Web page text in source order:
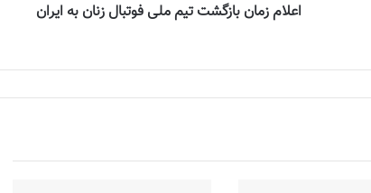
اعلام زمان بازگشت تیم ملی فوتبال زنان به ایران